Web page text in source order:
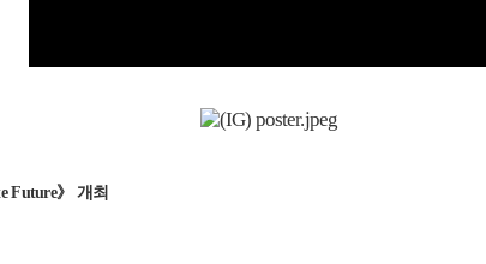
Future》 개최